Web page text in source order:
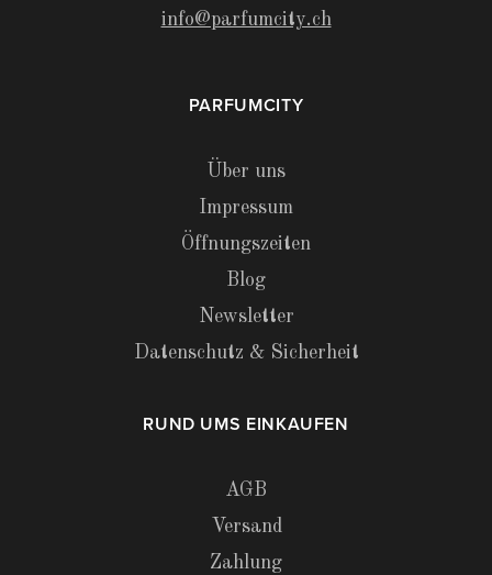
info@parfumcity.ch
PARFUMCITY
Über uns
Impressum
Öffnungszeiten
Blog
Newsletter
Datenschutz & Sicherheit
RUND UMS EINKAUFEN
AGB
Versand
Zahlung